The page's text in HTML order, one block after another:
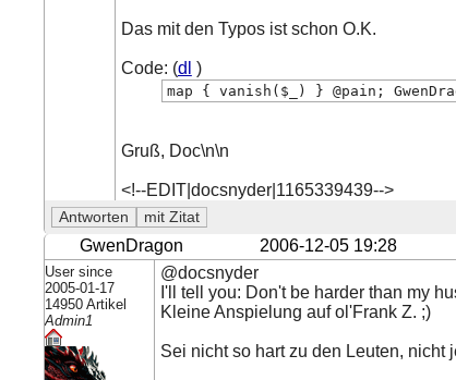
Das mit den Typos ist schon O.K.
Code: (dl )
map { vanish($_) } @pain;
Gruß, Doc\n\n
<!--EDIT|docsnyder|1165339439-->
GwenDragon 2006-12-05 19:28
User since
2005-01-17
14950 Artikel
Admin1
@docsnyder
I'll tell you: Don't be harder than my
Kleine Anspielung auf ol'Frank Z. ;)
Sei nicht so hart zu den Leuten, nicht